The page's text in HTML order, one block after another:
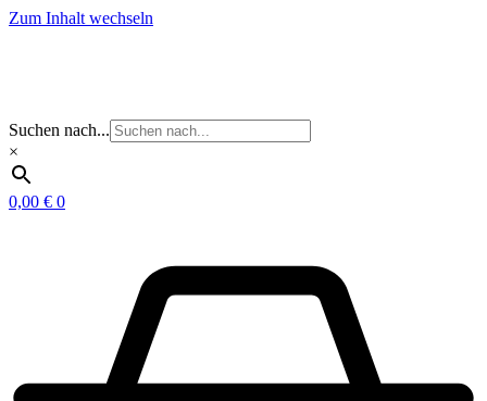
Zum Inhalt wechseln
Suchen nach...
×
0,00 € 0